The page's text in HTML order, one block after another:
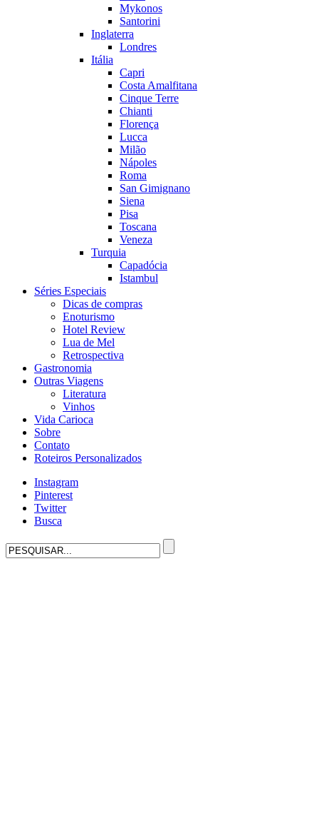
Mykonos
Santorini
Inglaterra
Londres
Itália
Capri
Costa Amalfitana
Cinque Terre
Chianti
Florença
Lucca
Milão
Nápoles
Roma
San Gimignano
Siena
Pisa
Toscana
Veneza
Turquia
Capadócia
Istambul
Séries Especiais
Dicas de compras
Enoturismo
Hotel Review
Lua de Mel
Retrospectiva
Gastronomia
Outras Viagens
Literatura
Vinhos
Vida Carioca
Sobre
Contato
Roteiros Personalizados
Instagram
Pinterest
Twitter
Busca